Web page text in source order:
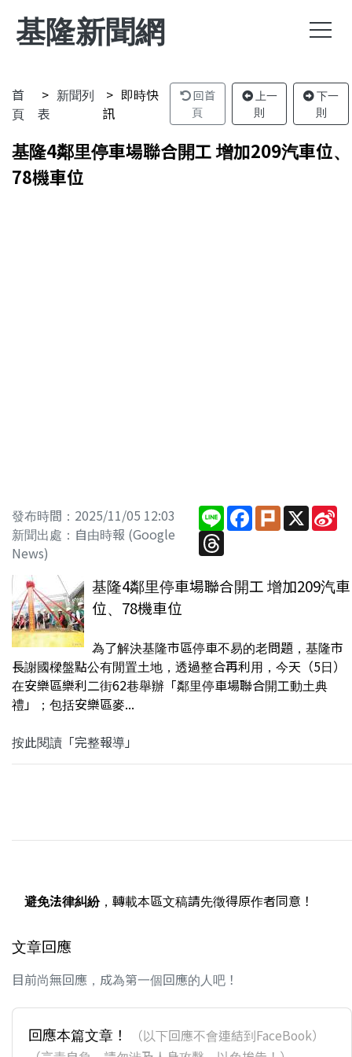
基隆新聞網
首
頁
新聞列
表
即時快
訊
回首
頁
上一
則
下一
則
基隆4鄰里停車場聯合開工 增加209汽車位、
78機車位
發布時間：2025/11/05 12:03
新聞出處：自由時報 (Google
News)
Line Facebook
PlurkX
Threads
基隆4鄰里停車場聯合開工 增加209汽車
位、78機車位
為了解決基隆市區停車不易的老問題，基隆市
長謝國樑盤點公有閒置土地，透過整合再利用，今天（5日）
在安樂區樂利二街62巷舉辦「鄰里停車場聯合開工動土典
禮」；包括安樂區麥...
按此閱讀「完整報導」
避免法律糾紛，轉載本區文稿請先徵得原作者同意！
文章回應
目前尚無回應，成為第一個回應的人吧！
回應本篇文章！
（以下回應不會連結到FaceBook）